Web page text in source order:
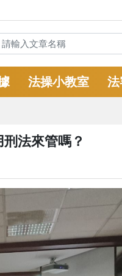
法操小教室 法
法來管嗎？